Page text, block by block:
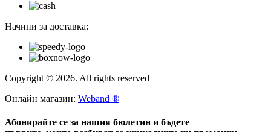
Начини за доставка:
Copyright © 2026. All rights reserved
Онлайн магазин: Weband ®
Абонирайте се за нашия бюлетин и бъдете